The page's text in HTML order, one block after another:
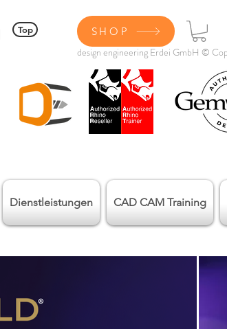
Top SHOP
design engineering Erdei GmbH ©
Dienstleistungen CAD CAM Training